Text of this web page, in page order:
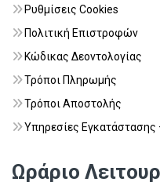
Ρυθμίσεις Cookies
Πολιτική Επιστροφών
Κώδικας Δεοντολογίας
Τρόποι Πληρωμής
Τρόποι Αποστολής
Υπηρεσίες Εγκατάστασης
Ωράριο